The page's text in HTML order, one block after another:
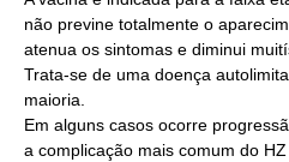
não previne totalmente o
atenua os sintomas e diminui
Trata-se de uma doença
maioria.
Em alguns casos ocorre
a complicação mais comum do HZ